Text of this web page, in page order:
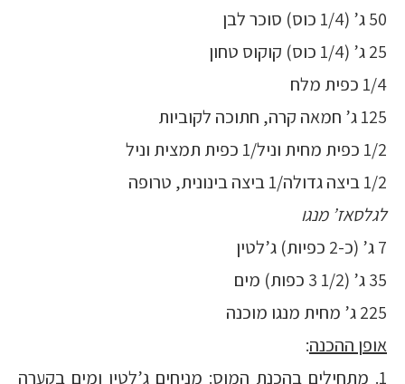
50 ג’ (1/4 כוס) סוכר לבן
25 ג’ (1/4 כוס) קוקוס טחון
1/4 כפית מלח
125 ג’ חמאה קרה, חתוכה לקוביות
1/2 כפית מחית וניל/1 כפית תמצית וניל
1/2 ביצה גדולה/1 ביצה בינונית, טרופה
לגלסאז’ מנגו
7 ג’ (כ-2 כפיות) ג’לטין
35 ג’ (1/2 3 כפות) מים
225 ג’ מחית מנגו מוכנה
אופן ההכנה:
1. מתחילים בהכנת המוס: מניחים ג’לטין ומים בקערה